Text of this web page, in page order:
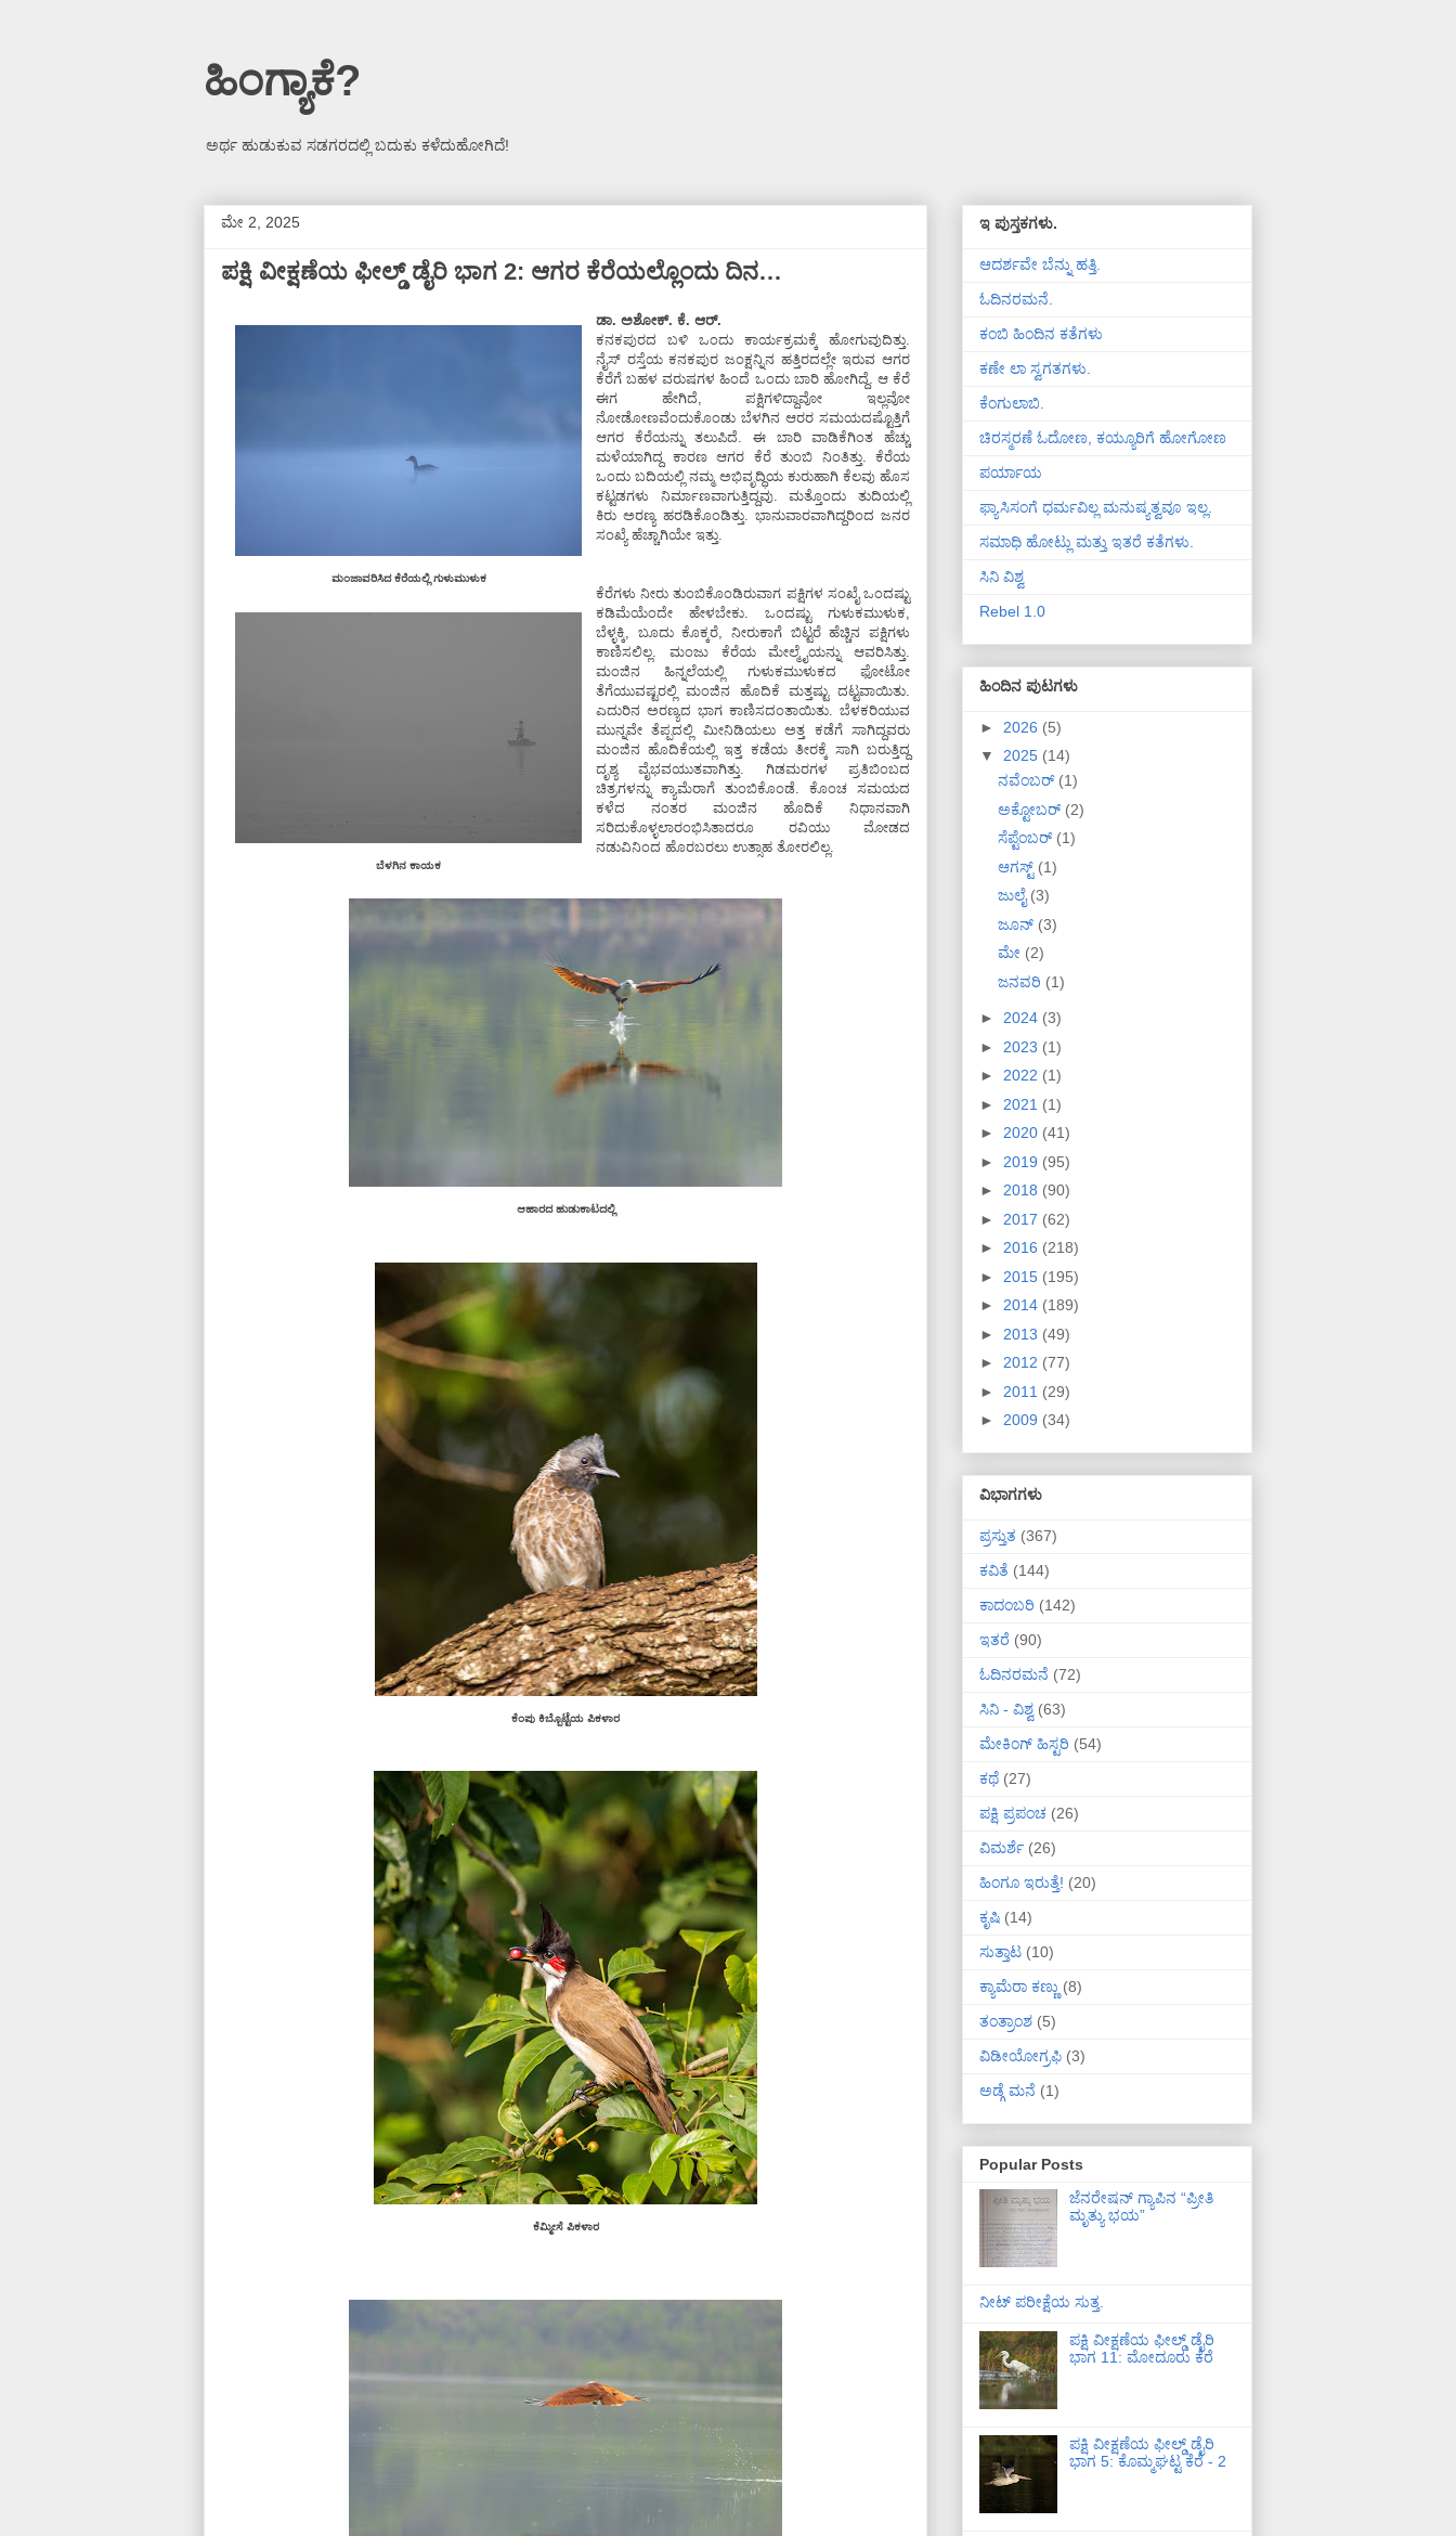
ಹಿಂಗ್ಯಾಕೆ?
ಅರ್ಥ ಹುಡುಕುವ ಸಡಗರದಲ್ಲಿ ಬದುಕು ಕಳೆದುಹೋಗಿದೆ!
ಮೇ 2, 2025
ಪಕ್ಷಿ ವೀಕ್ಷಣೆಯ ಫೀಲ್ಡ್‌ ಡೈರಿ ಭಾಗ 2: ಆಗರ ಕೆರೆಯಲ್ಲೊಂದು ದಿನ…
ಮಂಜಾವರಿಸಿದ ಕೆರೆಯಲ್ಲಿ ಗುಳುಮುಳುಕ
ಡಾ. ಅಶೋಕ್. ಕೆ. ಆರ್.
ಕನಕಪುರದ ಬಳಿ ಒಂದು ಕಾರ್ಯಕ್ರಮಕ್ಕೆ ಹೋಗುವುದಿತ್ತು.
ನೈಸ್‌ ರಸ್ತೆಯ ಕನಕಪುರ ಜಂಕ್ಷನ್ನಿನ ಹತ್ತಿರದಲ್ಲೇ ಇರುವ ಆಗರ
ಕೆರೆಗೆ ಬಹಳ ವರುಷಗಳ ಹಿಂದೆ ಒಂದು ಬಾರಿ ಹೋಗಿದ್ದೆ. ಆ ಕೆರೆ
ಈಗ ಹೇಗಿದೆ, ಪಕ್ಷಿಗಳಿದ್ದಾವೋ ಇಲ್ಲವೋ
ನೋಡೋಣವೆಂದುಕೊಂಡು ಬೆಳಗಿನ ಆರರ ಸಮಯದಷ್ಟೊತ್ತಿಗೆ
ಆಗರ ಕೆರೆಯನ್ನು ತಲುಪಿದೆ. ಈ ಬಾರಿ ವಾಡಿಕೆಗಿಂತ ಹೆಚ್ಚು
ಮಳೆಯಾಗಿದ್ದ ಕಾರಣ ಆಗರ ಕೆರೆ ತುಂಬಿ ನಿಂತಿತ್ತು. ಕೆರೆಯ
ಒಂದು ಬದಿಯಲ್ಲಿ ನಮ್ಮ ಅಭಿವೃದ್ಧಿಯ ಕುರುಹಾಗಿ ಕೆಲವು ಹೊಸ
ಕಟ್ಟಡಗಳು ನಿರ್ಮಾಣವಾಗುತ್ತಿದ್ದವು. ಮತ್ತೊಂದು ತುದಿಯಲ್ಲಿ
ಕಿರು ಅರಣ್ಯ ಹರಡಿಕೊಂಡಿತ್ತು. ಭಾನುವಾರವಾಗಿದ್ದರಿಂದ ಜನರ
ಸಂಖ್ಯೆ ಹೆಚ್ಚಾಗಿಯೇ ಇತ್ತು.
ಬೆಳಗಿನ ಕಾಯಕ
ಕೆರೆಗಳು ನೀರು ತುಂಬಿಕೊಂಡಿರುವಾಗ ಪಕ್ಷಿಗಳ ಸಂಖೈ ಒಂದಷ್ಟು
ಕಡಿಮೆಯೆಂದೇ ಹೇಳಬೇಕು. ಒಂದಷ್ಟು ಗುಳುಕಮುಳುಕ,
ಬೆಳ್ಳಕ್ಕಿ, ಬೂದು ಕೊಕ್ಕರೆ, ನೀರುಕಾಗೆ ಬಿಟ್ಟರೆ ಹೆಚ್ಚಿನ ಪಕ್ಷಿಗಳು
ಕಾಣಿಸಲಿಲ್ಲ. ಮಂಜು ಕೆರೆಯ ಮೇಲ್ಮೈಯನ್ನು ಆವರಿಸಿತ್ತು.
ಮಂಜಿನ ಹಿನ್ನಲೆಯಲ್ಲಿ ಗುಳುಕಮುಳುಕದ ಫೋಟೋ
ತೆಗೆಯುವಷ್ಟರಲ್ಲಿ ಮಂಜಿನ ಹೊದಿಕೆ ಮತ್ತಷ್ಟು ದಟ್ಟವಾಯಿತು.
ಎದುರಿನ ಅರಣ್ಯದ ಭಾಗ ಕಾಣಿಸದಂತಾಯಿತು. ಬೆಳಕರಿಯುವ
ಮುನ್ನವೇ ತೆಪ್ಪದಲ್ಲಿ ಮೀನಿಡಿಯಲು ಅತ್ತ ಕಡೆಗೆ ಸಾಗಿದ್ದವರು
ಮಂಜಿನ ಹೊದಿಕೆಯಲ್ಲಿ ಇತ್ತ ಕಡೆಯ ತೀರಕ್ಕೆ ಸಾಗಿ ಬರುತ್ತಿದ್ದ
ದೃಶ್ಯ ವೈಭವಯುತವಾಗಿತ್ತು. ಗಿಡಮರಗಳ ಪ್ರತಿಬಿಂಬದ
ಚಿತ್ರಗಳನ್ನು ಕ್ಯಾಮೆರಾಗೆ ತುಂಬಿಕೊಂಡೆ. ಕೊಂಚ ಸಮಯದ
ಕಳೆದ ನಂತರ ಮಂಜಿನ ಹೊದಿಕೆ ನಿಧಾನವಾಗಿ
ಸರಿದುಕೊಳ್ಳಲಾರಂಭಿಸಿತಾದರೂ ರವಿಯು ಮೋಡದ
ನಡುವಿನಿಂದ ಹೊರಬರಲು ಉತ್ಸಾಹ ತೋರಲಿಲ್ಲ.
ಆಹಾರದ ಹುಡುಕಾಟದಲ್ಲಿ
ಕೆಂಪು ಕಿಬ್ಬೊಟ್ಟೆಯ ಪಿಕಳಾರ
ಕೆಮ್ಮೀಸೆ ಪಿಕಳಾರ
ಇ ಪುಸ್ತಕಗಳು.
ಆದರ್ಶವೇ ಬೆನ್ನು ಹತ್ತಿ.
ಓದಿನರಮನೆ.
ಕಂಬಿ ಹಿಂದಿನ ಕತೆಗಳು
ಕಣೇ ಲಾ ಸ್ವಗತಗಳು.
ಕೆಂಗುಲಾಬಿ.
ಚಿರಸ್ಮರಣೆ ಓದೋಣ, ಕಯ್ಯೂರಿಗೆ ಹೋಗೋಣ
ಪರ್ಯಾಯ
ಫ್ಯಾಸಿಸಂಗೆ ಧರ್ಮವಿಲ್ಲ ಮನುಷ್ಯತ್ವವೂ ಇಲ್ಲ.
ಸಮಾಧಿ ಹೋಟ್ಲು ಮತ್ತು ಇತರೆ ಕತೆಗಳು.
ಸಿನಿ ವಿಶ್ವ
Rebel 1.0
ಹಿಂದಿನ ಪುಟಗಳು
► 2026 (5)
▼ 2025 (14)
ನವೆಂಬರ್ (1)
ಅಕ್ಟೋಬರ್ (2)
ಸೆಪ್ಟೆಂಬರ್ (1)
ಆಗಸ್ಟ್ (1)
ಜುಲೈ(3)
ಜೂನ್ (3)
ಮೇ (2)
ಜನವರಿ (1)
► 2024 (3)
► 2023 (1)
► 2022 (1)
► 2021 (1)
► 2020 (41)
► 2019 (95)
► 2018 (90)
► 2017 (62)
► 2016 (218)
► 2015 (195)
► 2014 (189)
► 2013 (49)
► 2012 (77)
► 2011 (29)
► 2009 (34)
ವಿಭಾಗಗಳು
ಪ್ರಸ್ತುತ (367)
ಕವಿತೆ (144)
ಕಾದಂಬರಿ (142)
ಇತರೆ (90)
ಓದಿನರಮನೆ (72)
ಸಿನಿ - ವಿಶ್ವ (63)
ಮೇಕಿಂಗ್ ಹಿಸ್ಟರಿ (54)
ಕಥೆ (27)
ಪಕ್ಷಿ ಪ್ರಪಂಚ (26)
ವಿಮರ್ಶೆ (26)
ಹಿಂಗೂ ಇರುತ್ತೆ! (20)
ಕೃಷಿ (14)
ಸುತ್ತಾಟ (10)
ಕ್ಯಾಮೆರಾ ಕಣ್ಣು (8)
ತಂತ್ರಾಂಶ (5)
ವಿಡೀಯೋಗ್ರಫಿ (3)
ಅಡ್ಗೆ ಮನೆ (1)
Popular Posts
ಜೆನರೇಷನ್ ಗ್ಯಾಪಿನ “ಪ್ರೀತಿ
ಮೃತ್ಯು ಭಯ”
ನೀಟ್ ಪರೀಕ್ಷೆಯ ಸುತ್ತ.
ಪಕ್ಷಿ ವೀಕ್ಷಣೆಯ ಫೀಲ್ಡ್‌ ಡೈರಿ
ಭಾಗ 11: ಮೋದೂರು ಕೆರೆ
ಪಕ್ಷಿ ವೀಕ್ಷಣೆಯ ಫೀಲ್ಡ್‌ ಡೈರಿ
ಭಾಗ 5: ಕೊಮ್ಮಘಟ್ಟ ಕೆರೆ - 2